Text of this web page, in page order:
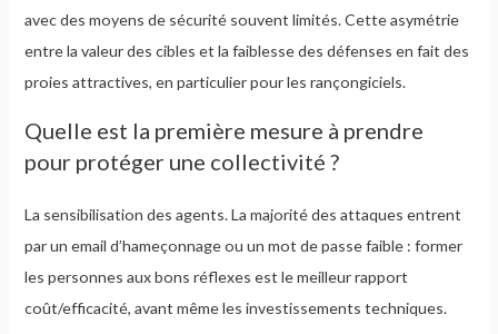
avec des moyens de sécurité souvent limités. Cette asymétrie
entre la valeur des cibles et la faiblesse des défenses en fait des
proies attractives, en particulier pour les rançongiciels.
Quelle est la première mesure à prendre
pour protéger une collectivité ?
La sensibilisation des agents. La majorité des attaques entrent
par un email d’hameçonnage ou un mot de passe faible : former
les personnes aux bons réflexes est le meilleur rapport
coût/efficacité, avant même les investissements techniques.